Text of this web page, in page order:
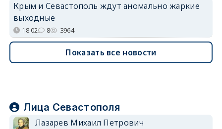
Крым и Севастополь ждут аномально жаркие
выходные
18:02 8 3964
Показать все новости
Лица Севастополя
Лазарев Михаил Петрович